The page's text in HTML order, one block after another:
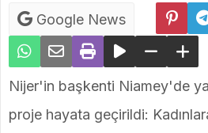
Google News
Nijer'in başkenti Niamey'de
proje hayata geçirildi: